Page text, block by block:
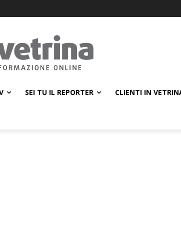
SEI TU IL REPORTER CLIENTI IN